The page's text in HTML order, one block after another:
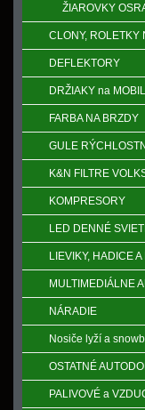
ŽIAROVKY
CLONY, ROLETKY
DEFLEKTORY
DRŽIAKY na
FARBA NA BRZDY
GULE
K&N FILTRE
KOMPRESORY
LED DENNÉ
LIEVIKY, HADICE
MULTIMEDIÁLNE
NÁRADIE
Nosiče lyží a
OSTATNÉ
PALIVOVÉ a